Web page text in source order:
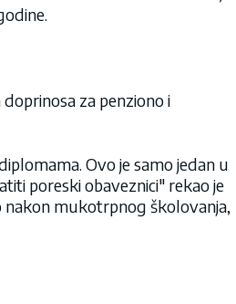
za penziono i
Ovo je samo jedan u
poreski obaveznici" rekao je
nakon mukotrpnog školovanja,